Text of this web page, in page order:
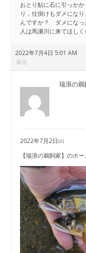
おとり鮎に石に引っか
り，仕掛けもダメにな
んですか？ ダメになっ
人は馬瀬川に来てほしく
2022年7月4日 5:01 AM
返信
瑞浪の鵜
2022年7月2日㈯
【瑞浪の鵜飼家】のホ